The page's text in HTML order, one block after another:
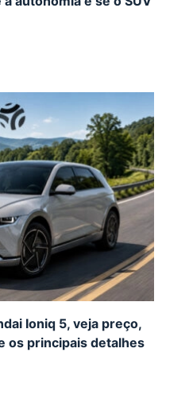
Ioniq 5, veja preço,
os principais detalhes